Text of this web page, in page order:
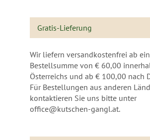
Gratis-Lieferung
Wir liefern versandkostenfrei ab
Bestellsumme von € 60,00
Österreichs und ab € 100,00 nach
Für Bestellungen aus anderen
kontaktieren Sie uns bitte unter
office@kutschen-gangl.at.